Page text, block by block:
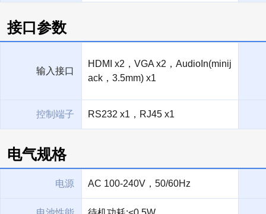
接口参数
输入接口
HDMI x2，VGA x2，AudioIn(minij
ack，3.5mm) x1
控制端子 RS232 x1，RJ45 x1
电气规格
电源 AC 100-240V，50/60Hz